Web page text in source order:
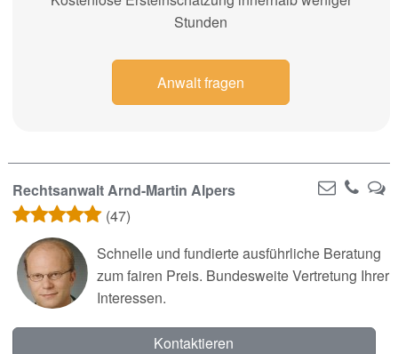
Stunden
Anwalt fragen
Rechtsanwalt Arnd-Martin Alpers
(47)
Schnelle und fundierte ausführliche Beratung
zum fairen Preis. Bundesweite Vertretung Ihrer
Interessen.
Kontaktieren